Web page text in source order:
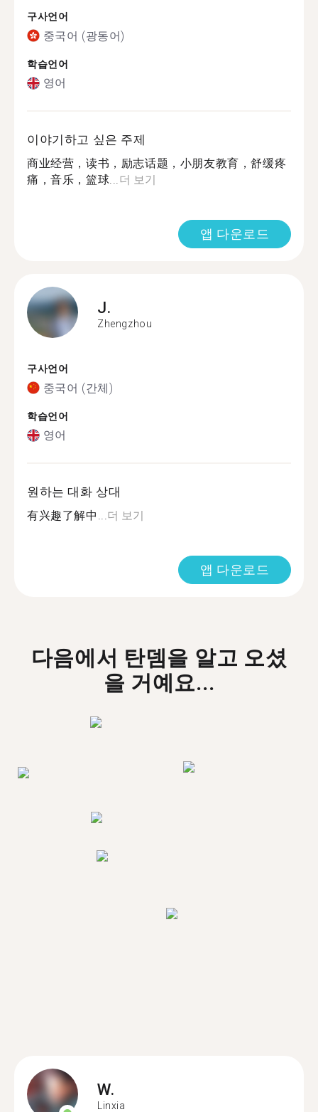
구사언어
중국어 (광동어)
학습언어
영어
이야기하고 싶은 주제
商业经营，读书，励志话题，小朋友教育，舒缓疼
痛，音乐，篮球...더 보기
앱 다운로드
J.
Zhengzhou
구사언어
중국어 (간체)
학습언어
영어
원하는 대화 상대
有兴趣了解中...더 보기
앱 다운로드
다음에서 탄뎀을 알고 오셨
을 거예요...
W.
Linxia